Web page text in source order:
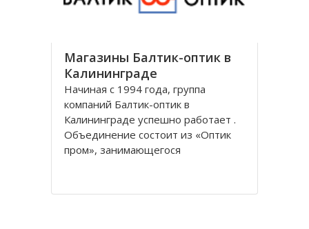
Магазины Балтик-оптик в
Калининграде
Начиная с 1994 года, группа
компаний Балтик-оптик в
Калининграде успешно работает .
Объединение состоит из «Оптик
пром», занимающегося
оптическая компания,